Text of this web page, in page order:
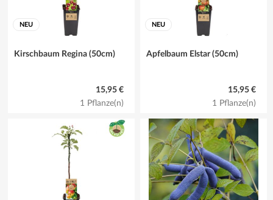
NEU
Kirschbaum Regina (50cm)
15,95 €
1 Pflanze(n)
NEU
Apfelbaum Elstar (50cm)
15,95 €
1 Pflanze(n)